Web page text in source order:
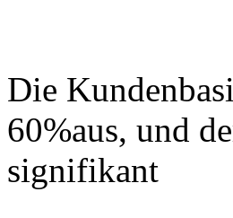
Die
60%aus, und
signifikant